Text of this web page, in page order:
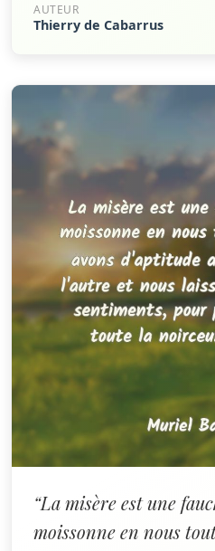
AUTEUR
Thierry de Cabarrus
“La misère est une
moissonne en nous